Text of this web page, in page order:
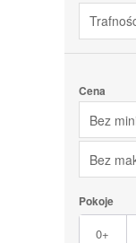
Cena
Bez
Bez
Pokoje
0+